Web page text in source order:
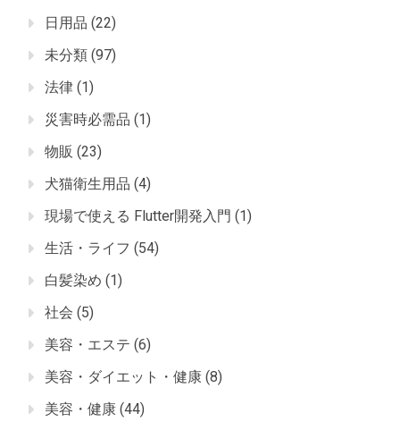
日用品 (22)
未分類 (97)
法律 (1)
災害時必需品 (1)
物販 (23)
犬猫衛生用品 (4)
現場で使える Flutter開発入門 (1)
生活・ライフ (54)
白髪染め (1)
社会 (5)
美容・エステ (6)
美容・ダイエット・健康 (8)
美容・健康 (44)